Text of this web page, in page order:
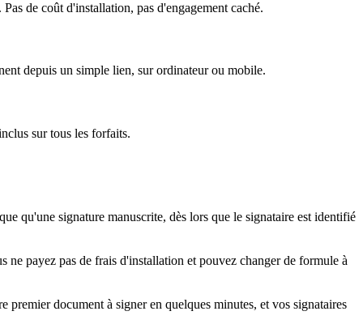
de coût d'installation, pas d'engagement caché.
depuis un simple lien, sur ordinateur ou mobile.
sur tous les forfaits.
qu'une signature manuscrite, dès lors que le signataire est identifié
payez pas de frais d'installation et pouvez changer de formule à
document à signer en quelques minutes, et vos signataires